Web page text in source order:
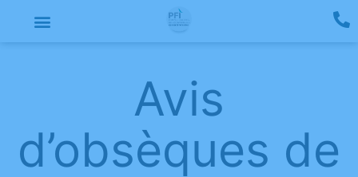
Avis
d’obsèques de